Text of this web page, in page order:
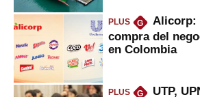
PLUS G
Alicorp:
compra del
en Colombia
PLUS G
UTP,